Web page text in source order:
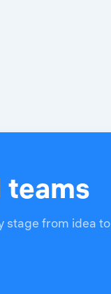
stage from idea to